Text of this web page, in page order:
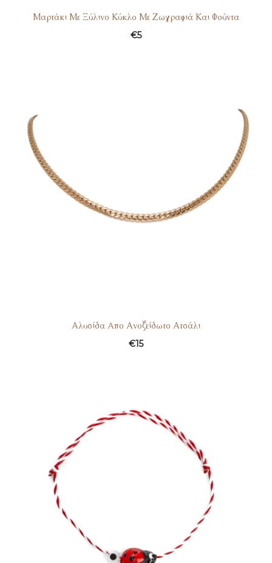
Μαρτάκι Με Ξύλινο Κύκλο Με Ζωγραφιά Και Φούντα
€5
Αλυσίδα Aπο Ανοξείδωτο Ατσάλι
€15